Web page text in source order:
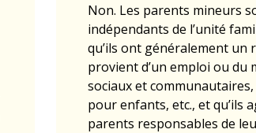
Non. Les parents mineurs
indépendants de l’unité
qu’ils ont généralement un
provient d’un emploi ou du
sociaux et
pour enfants, etc., et qu’ils
parents responsables de